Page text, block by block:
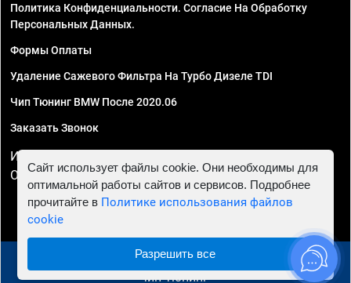
Политика Конфиденциальности. Согласие На Обработку
Персональных Данных.
Формы Оплаты
Удаление Сажевого Фильтра На Турбо Дизеле TDI
Чип Тюнинг BMW После 2020.06
Заказать Звонок
ИП Смирнов Георгий Павлович. ИНН 781302555843,
ОГРНИП 324470400032610
© 2010 - 2026 Чип тюнинг в Омске - Автосервис "Евро
Чип Тюнинг"
Сайт использует файлы cookie. Они необходимы для
оптимальной работы сайтов и сервисов. Подробнее
прочитайте в Политике использования файлов
cookie
Разрешить все